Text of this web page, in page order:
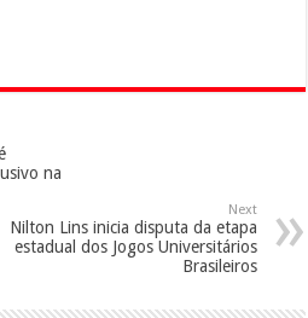
na
Next
Nilton Lins inicia disputa da etapa
estadual dos Jogos Universitários
Brasileiros